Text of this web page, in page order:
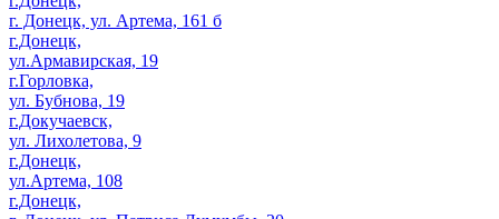
г. Донецк, ул. Артема, 161 б
г.Донецк,
ул.Армавирская, 19
г.Горловка,
ул. Бубнова, 19
г.Докучаевск,
ул. Лихолетова, 9
г.Донецк,
ул.Артема, 108
г.Донецк,